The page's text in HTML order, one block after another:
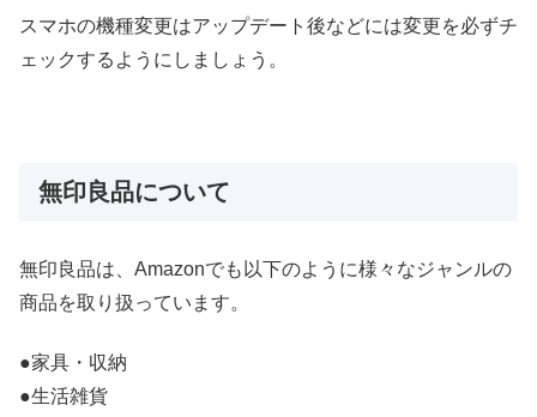
スマホの機種変更はアップデート後などには変更を必ずチ
ェックするようにしましょう。
無印良品について
無印良品は、Amazonでも以下のように様々なジャンルの
商品を取り扱っています。
●家具・収納
●生活雑貨